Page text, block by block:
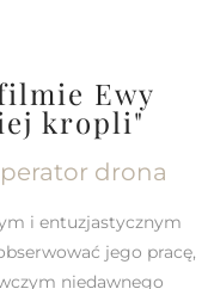
Ewy
kropli"
drona
i entuzjastycznym
jego pracę,
niedawnego